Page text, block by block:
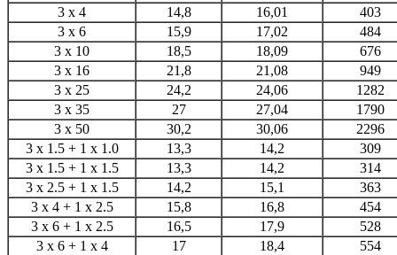
3 x 4
14,8 16,01
403
3 x 6
15,9 17,02
484
3 x 10
18,5 18,09
676
3 x 16
21,8 21,08
949
3 x 25
24,2 24,06
1282
3 x 35
27 27,04
1790
3 x 50
30,2 30,06
2296
3 x 1.5 + 1 x 1.0
13,3 14,2
309
3 x 1.5 + 1 x 1.5
13,3 14,2
314
3 x 2.5 + 1 x 1.5
14,2 15,1
363
3 x 4 + 1 x 2.5
15,8 16,8
454
3 x 6 + 1 x 2.5
16,5 17,9
528
3 x 6 + 1 x 4
17 18,4
554